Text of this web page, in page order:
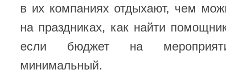
в их компаниях отдыхают, чем
на праздниках, как найти
если бюджет на
минимальный.